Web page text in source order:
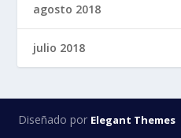
agosto 2018
julio 2018
Diseñado por Elegant Themes|